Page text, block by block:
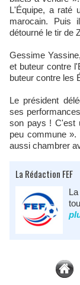
L'Équipe, a raté
marocain. Puis
détourné le tir de
Gessime
et buteur contre
buteur contre les
Le président
ses
son pays ! C'est
peu commune
aussi chambrer
La Rédaction FEF